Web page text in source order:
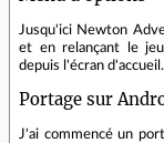
Jusqu'ici Newton
et en relançant le
depuis l'écran d'accueil.
Portage sur
J'ai commencé un